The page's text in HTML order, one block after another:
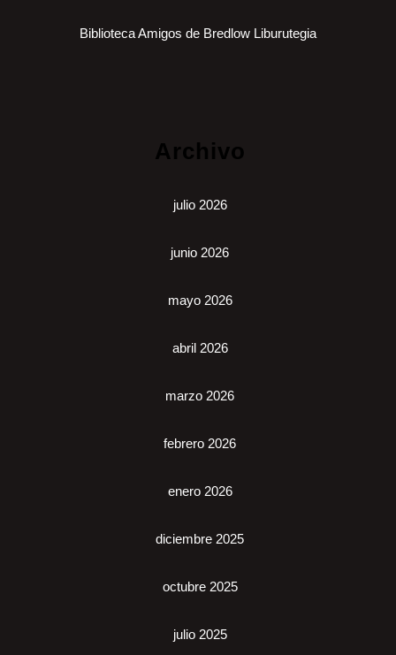
Biblioteca Amigos de Bredlow Liburutegia
Archivo
julio 2026
junio 2026
mayo 2026
abril 2026
marzo 2026
febrero 2026
enero 2026
diciembre 2025
octubre 2025
julio 2025